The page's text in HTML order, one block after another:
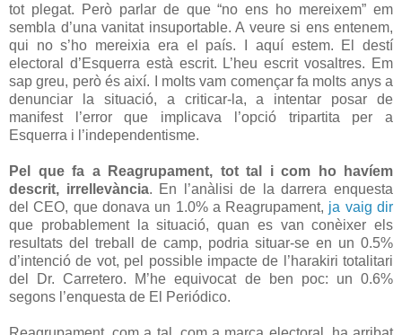
tot plegat. Però parlar de que “no ens ho mereixem” em
sembla d’una vanitat insuportable. A veure si ens entenem,
qui no s’ho mereixia era el país. I aquí estem. El destí
electoral d’Esquerra està escrit. L’heu escrit vosaltres. Em
sap greu, però és així. I molts vam començar fa molts anys a
denunciar la situació, a criticar-la, a intentar posar de
manifest l’error que implicava l’opció tripartita per a
Esquerra i l’independentisme.
Pel que fa a Reagrupament, tot tal i com ho havíem
descrit, irrellevància. En l’anàlisi de la darrera enquesta
del CEO, que donava un 1.0% a Reagrupament, ja vaig dir
que probablement la situació, quan es van conèixer els
resultats del treball de camp, podria situar-se en un 0.5%
d’intenció de vot, pel possible impacte de l’harakiri totalitari
del Dr. Carretero. M’he equivocat de ben poc: un 0.6%
segons l’enquesta de El Periódico.